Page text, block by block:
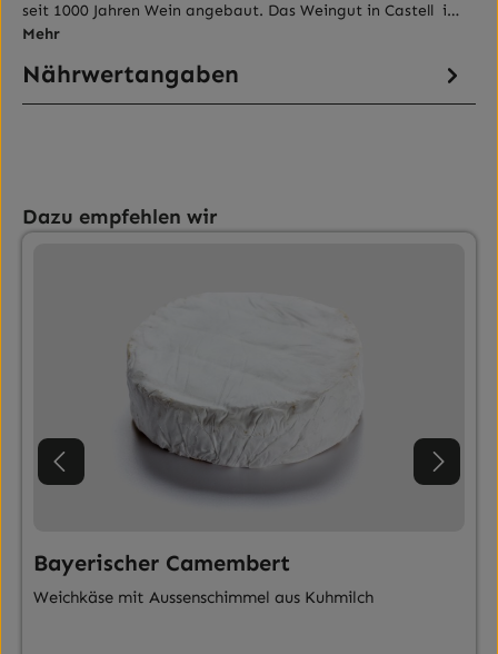
seit 1000 Jahren Wein angebaut. Das Weingut in Castell i…
Mehr
Nährwertangaben
Produktgalerie überspringen
Dazu empfehlen wir
Bayerischer Camembert
Weichkäse mit Aussenschimmel aus Kuhmilch